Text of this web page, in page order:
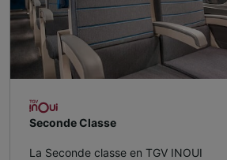
Seconde Classe
La Seconde classe en TGV INOUI